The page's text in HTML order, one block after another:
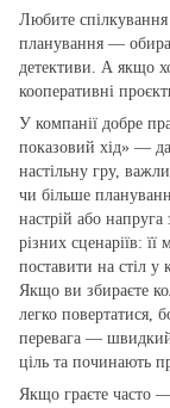
Любите спілкування
планування —
детективи. А якщо
кооперативні
У компанії добре
показовий хід» —
настільну гру,
чи більше
настрій або
різних сценаріїв:
поставити на стіл у
Якщо ви збираєте
легко повертатися,
перевага —
ціль та починають
Якщо граєте часто —